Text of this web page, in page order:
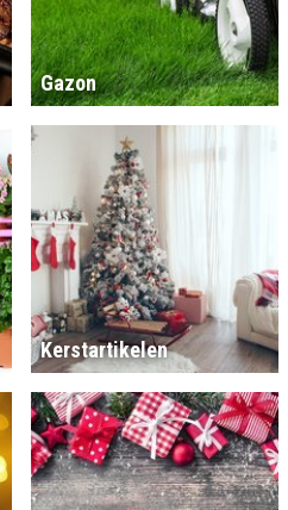
Gazon
Kerstartikelen